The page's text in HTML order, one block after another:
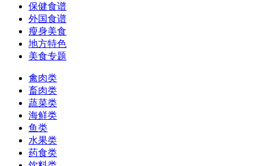
保健食谱
外国食谱
瘦身美食
地方特色
美食专题
禽肉类
畜肉类
蔬菜类
海鲜类
鱼类
水果类
药食类